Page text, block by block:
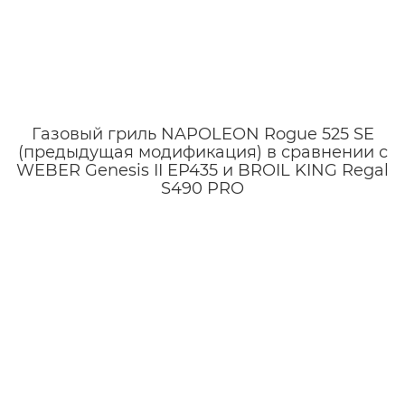
Газовый гриль NAPOLEON Rogue 525 SE
(предыдущая модификация) в сравнении с
WEBER Genesis II EP435 и BROIL KING Regal
S490 PRO